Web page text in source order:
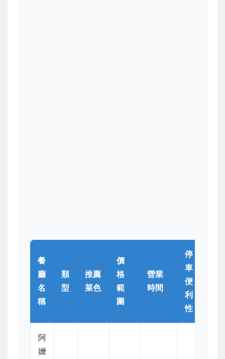
餐
廳
名
稱
類
型
推薦
菜色
價
格
範
圍
營業
時間
停
車
便
利
性
阿
嬤